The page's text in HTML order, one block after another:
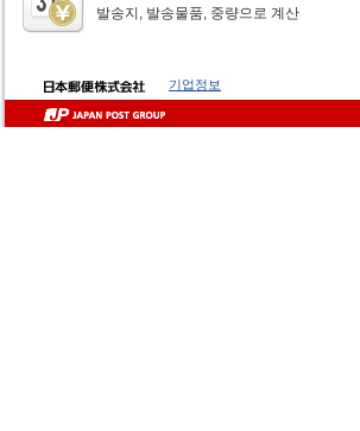
발송지, 발송물품, 중량으로 계산
기업정보